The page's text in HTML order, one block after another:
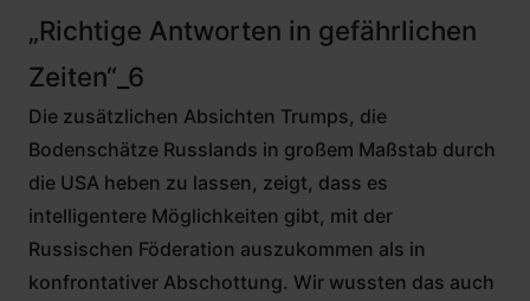
„Richtige Antworten in gefährlichen
Zeiten“_6
Die zusätzlichen Absichten Trumps, die
Bodenschätze Russlands in großem Maßstab durch
die USA heben zu lassen, zeigt, dass es
intelligentere Möglichkeiten gibt, mit der
Russischen Föderation auszukommen als in
konfrontativer Abschottung. Wir wussten das auch